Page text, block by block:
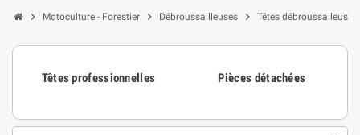
chevron_right Motoculture - Forestier chevron_right Débroussailleuses chevron_right Têtes débroussaileuse
Têtes professionnelles Pièces détachées